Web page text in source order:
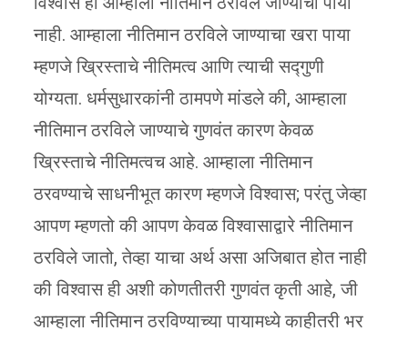
नाही. आम्हाला नीतिमान ठरविले जाण्याचा खरा पाया
म्हणजे ख्रिस्ताचे नीतिमत्व आणि त्याची सद्गुणी
योग्यता. धर्मसुधारकांनी ठामपणे मांडले की, आम्हाला
नीतिमान ठरविले जाण्याचे गुणवंत कारण केवळ
ख्रिस्ताचे नीतिमत्वच आहे. आम्हाला नीतिमान
ठरवण्याचे साधनीभूत कारण म्हणजे विश्वास; परंतु जेव्हा
आपण म्हणतो की आपण केवळ विश्वासाद्वारे नीतिमान
ठरविले जातो, तेव्हा याचा अर्थ असा अजिबात होत नाही
की विश्वास ही अशी कोणतीतरी गुणवंत कृती आहे, जी
आम्हाला नीतिमान ठरविण्याच्या पायामध्ये काहीतरी भर